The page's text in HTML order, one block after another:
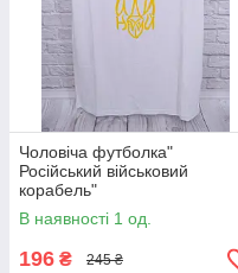
Чоловіча футболка"
Російський військовий
корабель"
В наявності 1 од.
196 ₴ 245 ₴